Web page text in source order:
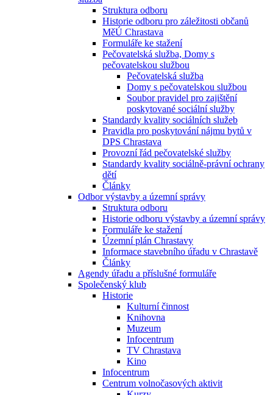
Struktura odboru
Historie odboru pro záležitosti občanů
MěÚ Chrastava
Formuláře ke stažení
Pečovatelská služba, Domy s
pečovatelskou službou
Pečovatelská služba
Domy s pečovatelskou službou
Soubor pravidel pro zajištění
poskytované sociální služby
Standardy kvality sociálních služeb
Pravidla pro poskytování nájmu bytů v
DPS Chrastava
Provozní řád pečovatelské služby
Standardy kvality sociálně-právní ochrany
dětí
Články
Odbor výstavby a územní správy
Struktura odboru
Historie odboru výstavby a územní správy
Formuláře ke stažení
Územní plán Chrastavy
Informace stavebního úřadu v Chrastavě
Články
Agendy úřadu a příslušné formuláře
Společenský klub
Historie
Kulturní činnost
Knihovna
Muzeum
Infocentrum
TV Chrastava
Kino
Infocentrum
Centrum volnočasových aktivit